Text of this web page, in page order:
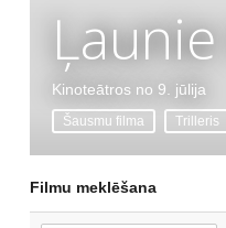
Kinoteātros no 9. jūlija
Šausmu filma Trilleris
Filmu meklēšana